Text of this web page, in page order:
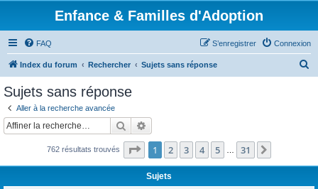
Enfance & Familles d'Adoption
FAQ Connexion
S’enregistrer
Index du forum Rechercher Sujets sans réponse
c
Sujets sans réponse
Aller à la recherche avancée
Rechercher
762 résultats trouvés Page 1sur31
1 2 3 4 5 31
Sujets